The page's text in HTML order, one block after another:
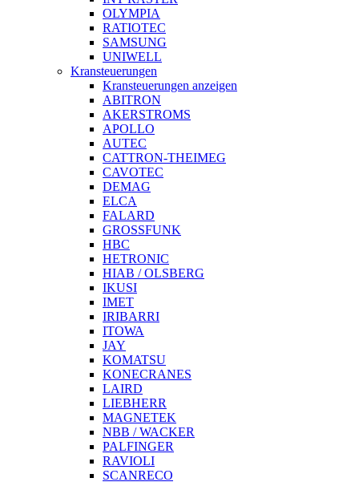
OLYMPIA
RATIOTEC
SAMSUNG
UNIWELL
Kransteuerungen
Kransteuerungen anzeigen
ABITRON
AKERSTROMS
APOLLO
AUTEC
CATTRON-THEIMEG
CAVOTEC
DEMAG
ELCA
FALARD
GROSSFUNK
HBC
HETRONIC
HIAB / OLSBERG
IKUSI
IMET
IRIBARRI
ITOWA
JAY
KOMATSU
KONECRANES
LAIRD
LIEBHERR
MAGNETEK
NBB / WACKER
PALFINGER
RAVIOLI
SCANRECO